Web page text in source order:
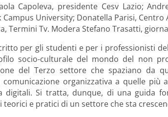
Capoleva, presidente Cesv Lazio;
University; Donatella Parisi, Centro
Termini Tv. Modera Stefano Trasatti,
per gli studenti e per i professionisti
socio-culturale del mondo del non
del Terzo settore che spaziano da
comunicazione organizzativa a quelle più
Si tratta, dunque, di una guida
e pratici di un settore che sta